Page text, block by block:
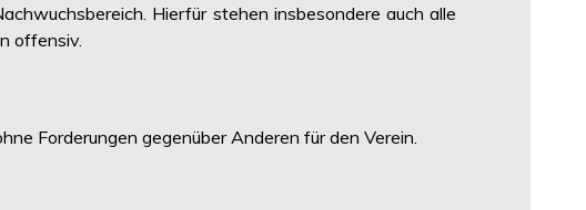
Hierfür stehen insbesondere auch alle
offensiv.
Forderungen gegenüber Anderen für den Verein.